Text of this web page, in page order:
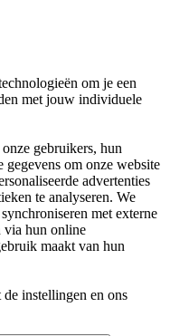
om je een
met jouw individuele
gebruikers, hun
gegevens om onze website
advertenties
te analyseren. We
met externe
via hun online
maakt van hun
instellingen en ons